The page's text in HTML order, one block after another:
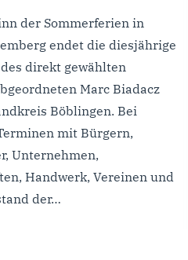
der Sommerferien in
endet die diesjährige
direkt gewählten
Marc Biadacz
Böblingen. Bei
mit Bürgern,
Unternehmen,
Handwerk, Vereinen und
der…